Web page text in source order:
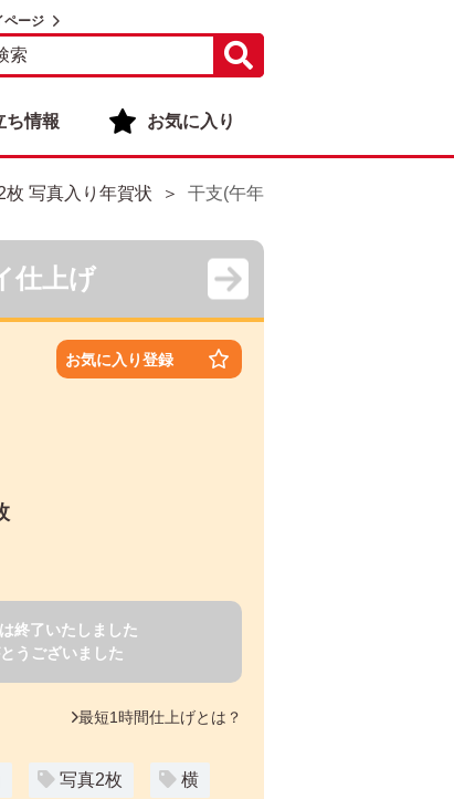
ページ
ち情報 お気に入り
写真入り年賀状 干支(午年)・写真2枚 写真入り年
仕上げ
お気に入り登録
終了いたしました
うございました
最短1時間仕上げとは？
写真2枚 横